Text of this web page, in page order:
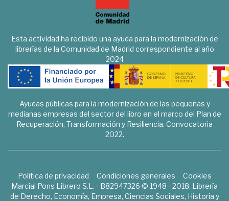
Esta actividad ha recibido una ayuda para la modernización de
librerías de la Comunidad de Madrid correspondiente al año
2024
Ayudas públicas para la modernización de las pequeñas y
medianas empresas del sector del libro en el marco del Plan de
Recuperación, Transformación y Resiliencia. Convocatoria
2022.
Política de privacidad Condiciones generales
Cookies
Marcial Pons Librero S.L. - B82947326 © 1948 - 2018. Librería
de Derecho, Economía, Empresa, Ciencias Sociales, Historia y